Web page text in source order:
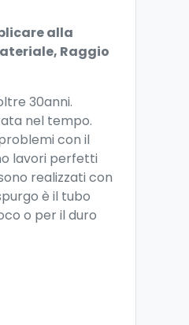
alla
Raggio
30anni.
nel tempo.
con il
lavori perfetti
realizzati con
è il tubo
o per il duro